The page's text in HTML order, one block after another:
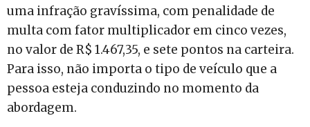
uma infração gravíssima, com penalidade de
multa com fator multiplicador em cinco vezes,
no valor de R$ 1.467,35, e sete pontos na carteira.
Para isso, não importa o tipo de veículo que a
pessoa esteja conduzindo no momento da
abordagem.